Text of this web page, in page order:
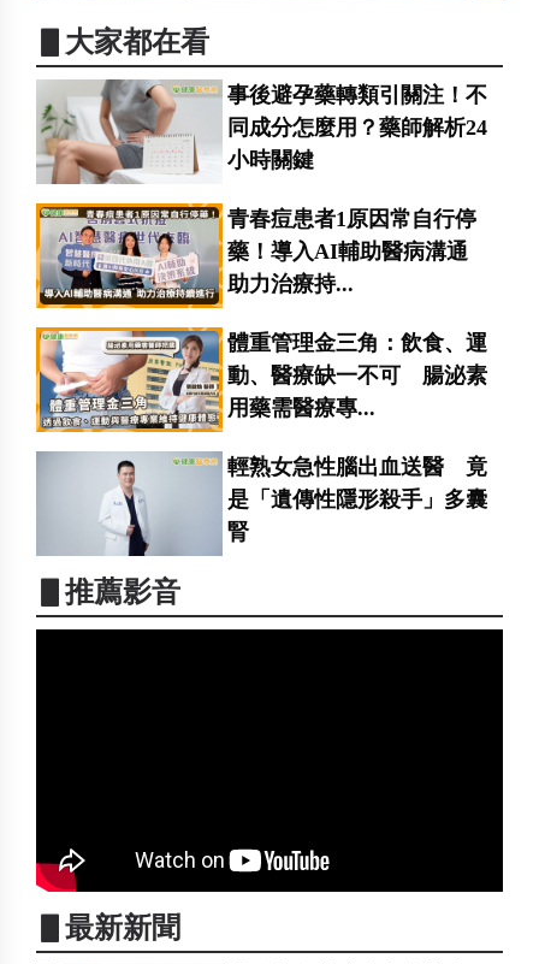
▋大家都在看
事後避孕藥轉類引關注！不
同成分怎麼用？藥師解析24
小時關鍵
青春痘患者1原因常自行停
藥！導入AI輔助醫病溝通
助力治療持...
體重管理金三角：飲食、運
動、醫療缺一不可 腸泌素
用藥需醫療專...
輕熟女急性腦出血送醫 竟
是「遺傳性隱形殺手」多囊
腎
▋推薦影音
▋最新新聞